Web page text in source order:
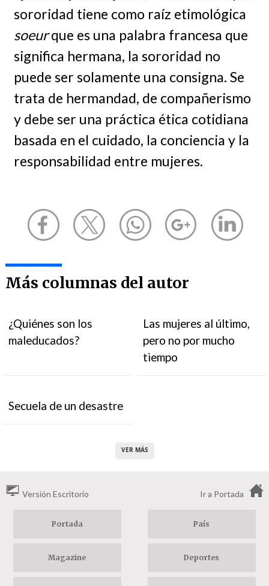
sororidad tiene como raíz etimológica
soeurque es una palabra francesa que
significa hermana, la sororidad no
puede ser solamente una consigna. Se
trata de hermandad, de compañerismo
y debe ser una práctica ética cotidiana
basada en el cuidado, la conciencia y la
responsabilidad entre mujeres.
Más columnas del autor
¿Quiénes son los
maleducados?
Las mujeres al último,
pero no por mucho
tiempo
Secuela de un desastre
VER MÁS
Versión Escritorio Ir a Portada
Portada País
Magazine Deportes